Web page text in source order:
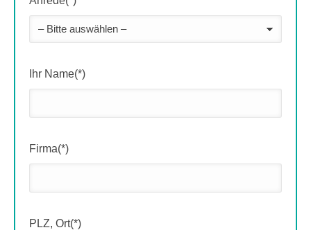
Ihr Name(*)
Firma(*)
PLZ, Ort(*)